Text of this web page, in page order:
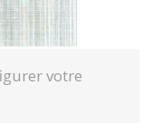
votre